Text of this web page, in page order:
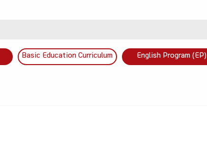
Basic Education Curriculum English Program (EP)